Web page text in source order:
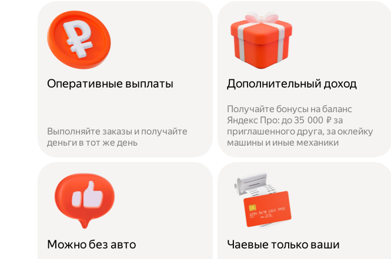
Оперативные выплаты
Выполняйте заказы и получайте
деньги в тот же день
Дополнительный доход
Получайте бонусы на баланс
Яндекс Про: до 35 000 ₽ за
приглашенного друга, за оклейку
машины и иные механики
Можно без авто Чаевые только ваши